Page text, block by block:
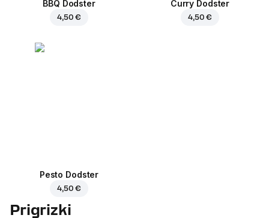
BBQ Dodster
4,50 €
Curry Dodster
4,50 €
Pesto Dodster
4,50 €
Prigrizki